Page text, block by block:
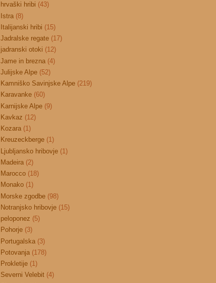
hrvaški hribi (43)
Istra (8)
Italijanski hribi (15)
Jadralske regate (17)
jadranski otoki (12)
Jame in brezna (4)
Julijske Alpe (52)
Kamniško Savinjske Alpe (219)
Karavanke (60)
Karnijske Alpe (9)
Kavkaz (12)
Kozara (1)
Kreuzeckberge (1)
Ljubljansko hribovje (1)
Madeira (2)
Marocco (18)
Monako (1)
Morske zgodbe (98)
Notranjsko hribovje (15)
peloponez (5)
Pohorje (3)
Portugalska (3)
Potovanja (178)
Prokletije (1)
Severni Velebit (4)